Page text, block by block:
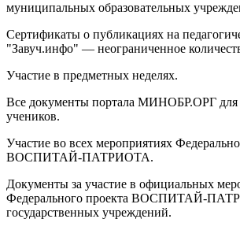
муниципальных образовательных
Сертификаты о публикациях на
"Завуч.инфо" — неограниченное
Участие в предметных неделях.
Все документы портала МИНОБР.ОРГ
учеников.
Участие во всех мероприятиях
ВОСПИТАЙ-ПАТРИОТА.
Документы за участие в официальных
Федерального проекта ВОСПИТАЙ-
государственных учреждений.